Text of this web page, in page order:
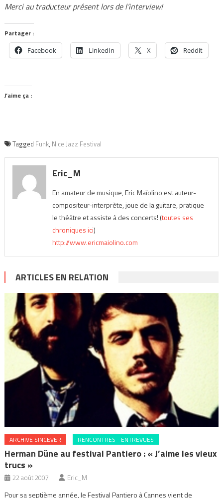
Merci au traducteur présent lors de l’interview!
Partager :
Facebook LinkedIn X Reddit
J’aime ça :
Tagged Funk, Nice Jazz Festival
Eric_M
En amateur de musique, Eric Maïolino est auteur-
compositeur-interprète, joue de la guitare, pratique
le théâtre et assiste à des concerts! (toutes ses
chroniques ici)
http://www.ericmaiolino.com
ARTICLES EN RELATION
ARCHIVE SINCEVER RENCONTRES - ENTREVUES
Herman Düne au festival Pantiero : « J’aime les vieux
trucs »
22 août 2007 Eric_M
Pour sa septième année, le Festival Pantiero à Cannes vient de